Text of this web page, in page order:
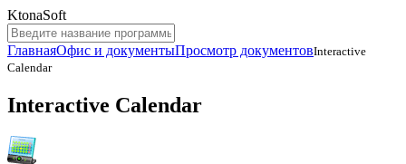
KtonaSoft
ГлавнаяОфис и документыПросмотр документовInteractive
Calendar
Interactive Calendar